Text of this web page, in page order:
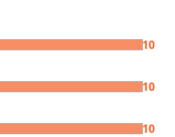
10
10
10